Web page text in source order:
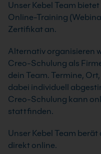
Unser Kebel Team
Online-Training
Zertifikat an.
Alternativ organisieren
Creo-Schulung als
dein Team. Termine,
dabei individuell
Creo-Schulung kann
stattfinden.
Unser Kebel Team
direkt online.